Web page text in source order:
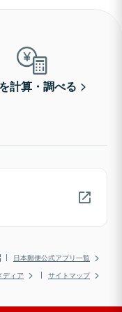
計算・調べる
日本郵便公式アプリ一覧
ディア
サイトマップ